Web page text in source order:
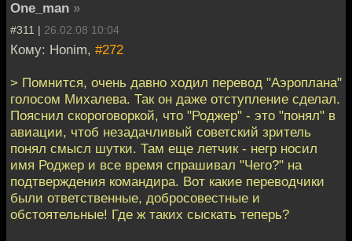
One_man »
#311 | 26.02.08 10:04
Кому: Honim, #272
> Помнится, очень давно ходил перевод "Аэроплана"
голосом Михалева. Так он даже отступление сделал.
Пояснил скороговоркой, что "Роджер" - это "понял" в
авиации, чтоб незадачливый советский зритель
понял смысл шутки. Там еще летчик - негр носил
имя Роджер и все время спрашивал "Чего?" на
подтверждения командира. Вот какие переводчики
были ответственные, добросовестные и
обстоятельные! Где ж таких сыскать теперь?